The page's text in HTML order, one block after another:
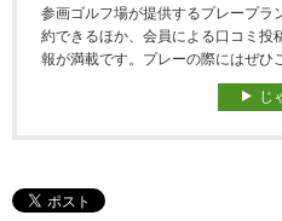
参画ゴルフ場が提供するプレープラ
約できるほか、会員による口コミ投
報が満載です。プレーの際にはぜひ
じ